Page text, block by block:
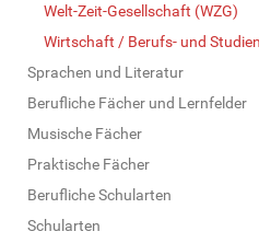
Welt-Zeit-Gesellschaft (WZG)
Wirtschaft / Berufs- und
Sprachen und Literatur
Berufliche Fächer und Lernfelder
Musische Fächer
Praktische Fächer
Berufliche Schularten
Schularten